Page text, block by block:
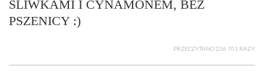
ŚLIWKAMI I CYNAMONEM, BEZ
PSZENICY :)
PRZECZYTANO 226 701 RAZY